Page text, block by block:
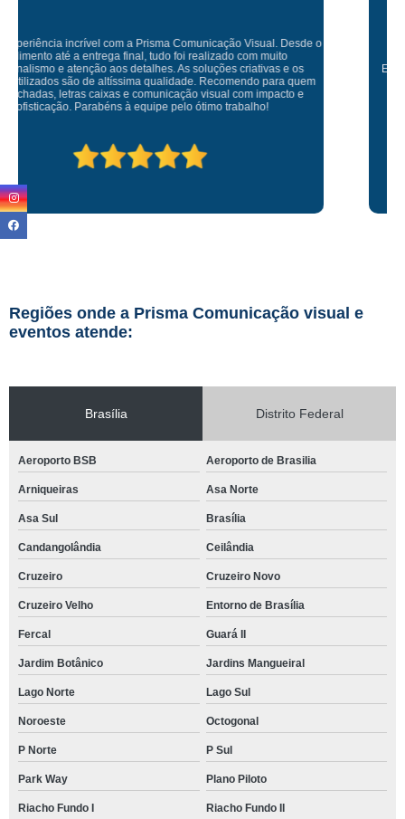
Empresa maravilhosa, entregue antes do prazo e a instalação da lona
ficou perfeita, indico de olhos fechados
Regiões onde a Prisma Comunicação visual e
eventos atende:
Brasília Distrito Federal
Aeroporto BSB Aeroporto de Brasilia
Arniqueiras Asa Norte
Asa Sul Brasília
Candangolândia Ceilândia
Cruzeiro Cruzeiro Novo
Cruzeiro Velho Entorno de Brasília
Fercal Guará II
Jardim Botânico Jardins Mangueiral
Lago Norte Lago Sul
Noroeste Octogonal
P Norte P Sul
Park Way Plano Piloto
Riacho Fundo I Riacho Fundo II